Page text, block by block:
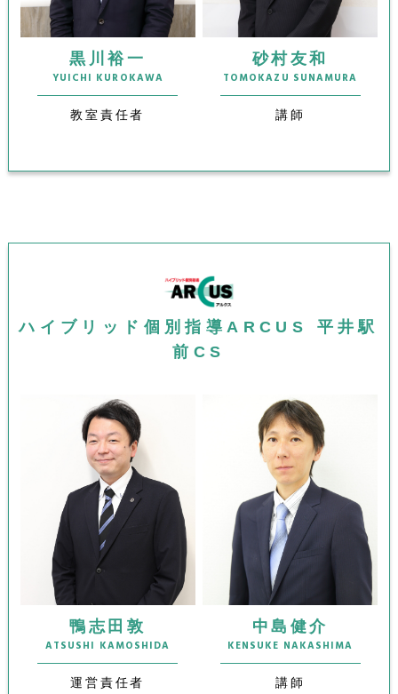
黒川裕一
YUICHI KUROKAWA
教室責任者
砂村友和
TOMOKAZU SUNAMURA
講師
ハイブリッド個別指導ARCUS 平井駅
前CS
鴨志田敦
ATSUSHI KAMOSHIDA
運営責任者
中島健介
KENSUKE NAKASHIMA
講師